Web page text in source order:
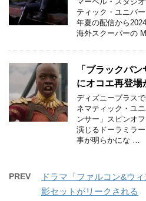
マーベル・スタジ
ティック・ユニバ
年夏の配信から
海外スクーパーの
「ブラックパ
にオコエ再登場
ディズニープラス
ネマティック・ユ
ンサー」スピンオ
演じるドーラミラ
事が明らかにな …
PREV
ドラマ「ファルコン&ウ
影セットがリークされる